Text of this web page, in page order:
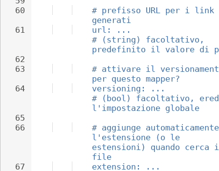
60
61
62
63
64
65
66
67
# prefisso URL per i link
generati
url:
# (string) facoltativo,
predefinito il valore di
# attivare il
per questo mapper?
versioning:
# (bool) facoltativo,
l'impostazione globale
# aggiunge
l'estensione (o le
estensioni) quando
file
extension: